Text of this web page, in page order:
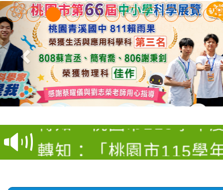
【甄選結果(第4招)】
學年度第1學期第9次代
【甄選結果(第12招)】
結果(第12招)
賽及師生本土語及新住
轉知：「桃園市115學